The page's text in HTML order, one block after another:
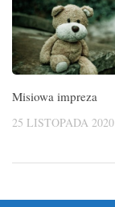
Misiowa impreza
25 LISTOPADA 2020